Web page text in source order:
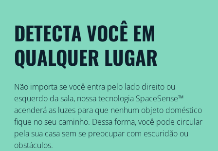
DETECTA VOCÊ EM
QUALQUER LUGAR
Não importa se você entra pelo lado direito ou
esquerdo da sala, nossa tecnologia SpaceSense™
acenderá as luzes para que nenhum objeto doméstico
fique no seu caminho. Dessa forma, você pode circular
pela sua casa sem se preocupar com escuridão ou
obstáculos.